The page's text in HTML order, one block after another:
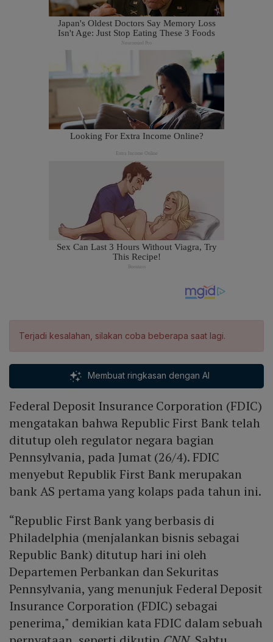
Terjadi kesalahan, silakan coba beberapa saat lagi.
Membuat ringkasan dengan AI
Federal Deposit Insurance Corporation (FDIC)
mengatakan bahwa Republic First Bank telah
ditutup oleh regulator negara bagian
Pennsylvania, pada Jumat (26/4). FDIC
menyebut Republik First Bank merupakan
bank AS pertama yang kolaps pada tahun ini.
“Republic First Bank yang berbasis di
Philadelphia (menjalankan bisnis sebagai
Republic Bank) ditutup hari ini oleh
Departemen Perbankan dan Sekuritas
Pennsylvania, yang menunjuk Federal Deposit
Insurance Corporation (FDIC) sebagai
penerima," demikian kata FDIC dalam sebuah